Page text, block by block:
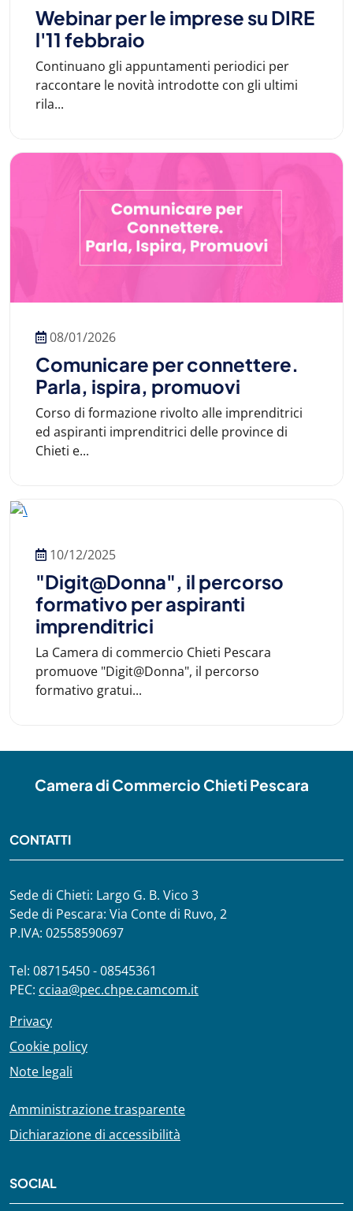
Webinar per le imprese su DIRE
l'11 febbraio
Continuano gli appuntamenti periodici per
raccontare le novità introdotte con gli ultimi
rila...
08/01/2026
Comunicare per connettere.
Parla, ispira, promuovi
Corso di formazione rivolto alle imprenditrici
ed aspiranti imprenditrici delle province di
Chieti e...
10/12/2025
"Digit@Donna", il percorso
formativo per aspiranti
imprenditrici
La Camera di commercio Chieti Pescara
promuove "Digit@Donna", il percorso
formativo gratui...
Camera di Commercio Chieti Pescara
CONTATTI
Sede di Chieti: Largo G. B. Vico 3
Sede di Pescara: Via Conte di Ruvo, 2
P.IVA: 02558590697
Tel: 08715450 - 08545361
PEC: cciaa@pec.chpe.camcom.it
Privacy
Cookie policy
Note legali
Amministrazione trasparente
Dichiarazione di accessibilità
SOCIAL